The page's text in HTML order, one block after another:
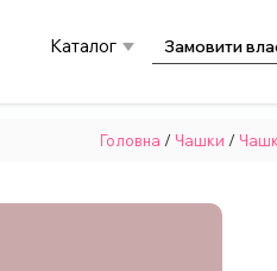
Каталог Замовити
Головна / Чашки /